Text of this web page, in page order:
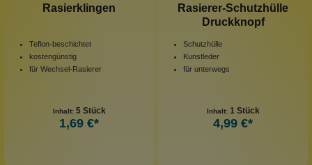
Rasierklingen
Teflon-beschichtet
kostengünstig
für Wechsel-Rasierer
Inhalt: 5 Stück
1,69 €*
Rasierer-Schutzhülle
Druckknopf
Schutzhülle
Kunstleder
für unterwegs
Inhalt: 1 Stück
4,99 €*